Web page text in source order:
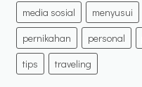
media sosial
menyusui
pernikahan
personal
tips
traveling